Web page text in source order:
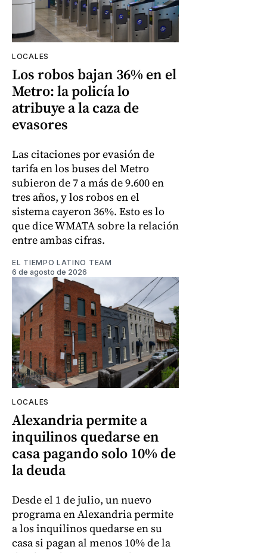
LOCALES
Los robos bajan 36% en el
Metro: la policía lo
atribuye a la caza de
evasores
Las citaciones por evasión de
tarifa en los buses del Metro
subieron de 7 a más de 9.600 en
tres años, y los robos en el
sistema cayeron 36%. Esto es lo
que dice WMATA sobre la relación
entre ambas cifras.
EL TIEMPO LATINO TEAM
6 de agosto de 2026
LOCALES
Alexandria permite a
inquilinos quedarse en
casa pagando solo 10% de
la deuda
Desde el 1 de julio, un nuevo
programa en Alexandria permite
a los inquilinos quedarse en su
casa si pagan al menos 10% de la